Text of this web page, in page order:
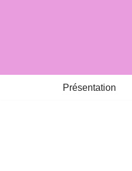
Présentation